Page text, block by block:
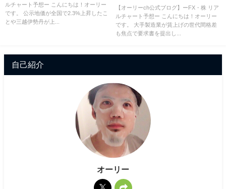
ルチャート予想ー こんにちは！オーリー
です。 公示地価が全国で2.3%上昇したこ
とや三越伊勢丹が上...
【オーリーch公式ブログ】ーFX・株 リア
ルチャート予想ー こんにちは！オーリー
です。 大手製造業が賃上げの世代間格差
も焦点で要求書を提出し...
自己紹介
オーリー